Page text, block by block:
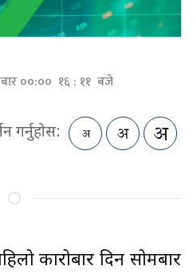
००:०० १६ : ११ बजे
गर्नुहोस:
कारोबार दिन सोमबार